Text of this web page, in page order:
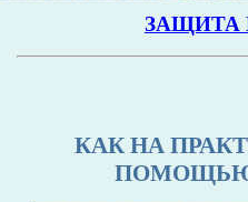
КАК НА
ПОМОЩЬЮ